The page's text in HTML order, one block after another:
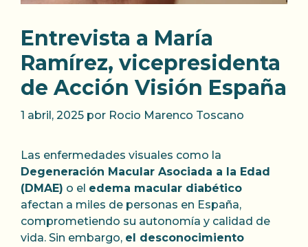
Entrevista a María
Ramírez, vicepresidenta
de Acción Visión España
1 abril, 2025 por Rocio Marenco Toscano
Las enfermedades visuales como la
Degeneración Macular Asociada a la Edad
(DMAE) o el edema macular diabético
afectan a miles de personas en España,
comprometiendo su autonomía y calidad de
vida. Sin embargo, el desconocimiento